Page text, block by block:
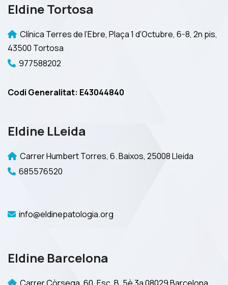
Eldine Tortosa
Clínica Terres de l’Ebre, Plaça 1 d'Octubre, 6-8, 2n pis,
43500 Tortosa
977588202
Codi Generalitat: E43044840
Eldine LLeida
Carrer Humbert Torres, 6. Baixos, 25008 Lleida
685576520
info@eldinepatologia.org
Eldine Barcelona